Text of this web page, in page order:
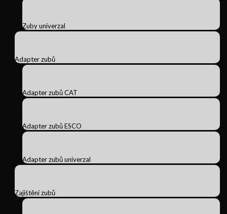
Zuby univerzal
Adapter zubů
Adapter zubů CAT
Adapter zubů ESCO
Adapter zubů univerzal
Zajištění zubů